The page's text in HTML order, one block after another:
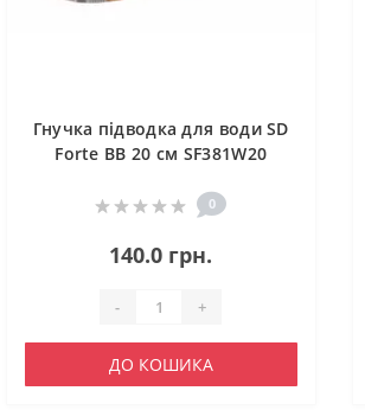
Гнучка підводка для води SD
Forte ВВ 20 см SF381W20
0
140.0 грн.
- +
ДО КОШИКА